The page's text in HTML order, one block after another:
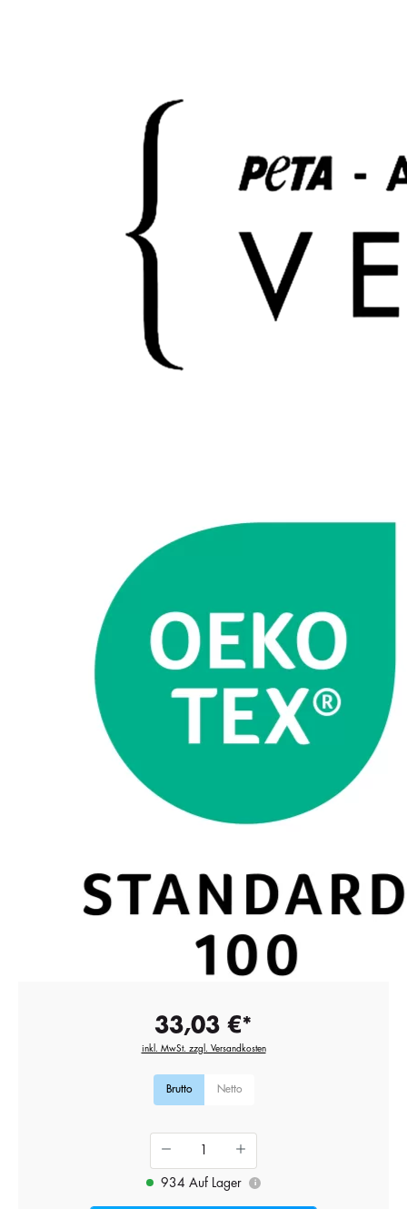
33,03 €*
inkl. MwSt. zzgl. Versandkosten
Brutto Netto
934 Auf Lager i